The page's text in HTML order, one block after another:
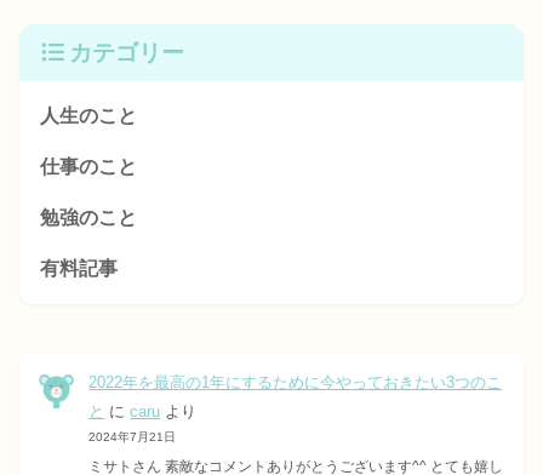
カテゴリー
人生のこと
仕事のこと
勉強のこと
有料記事
2022年を最高の1年にするために今やっておきたい3つのこ
と にcaru より
2024年7月21日
ミサトさん 素敵なコメントありがとうございます^^ とても嬉し